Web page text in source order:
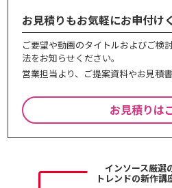
お見積りもお気軽にお申付け
ご要望や動画のタイトルおよびご検
法をお知らせください。
営業担当より、ご提案資料やお⾒積
お見積りは
インソース厳選
トレンドの新作講